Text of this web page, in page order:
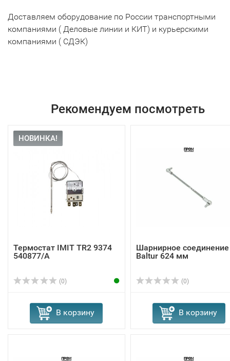
Доставляем оборудование по России транспортными
компаниями ( Деловые линии и КИТ) и курьерскими
компаниями ( СДЭК)
Рекомендуем посмотреть
НОВИНКА!
Термостат IMIT TR2 9374
540877/A
(0)
В корзину
Шарнирное соединение
Baltur 624 мм
(0)
В корзину